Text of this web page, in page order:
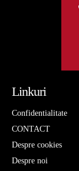
Linkuri
Confidentialitate
CONTACT
Despre cookies
Despre noi